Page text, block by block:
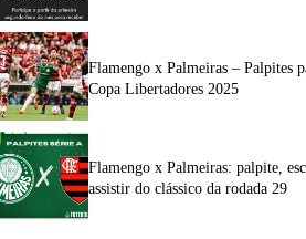
Flamengo x Palmeiras – Palpites
Copa Libertadores 2025
Flamengo x Palmeiras: palpite,
assistir do clássico da rodada 29